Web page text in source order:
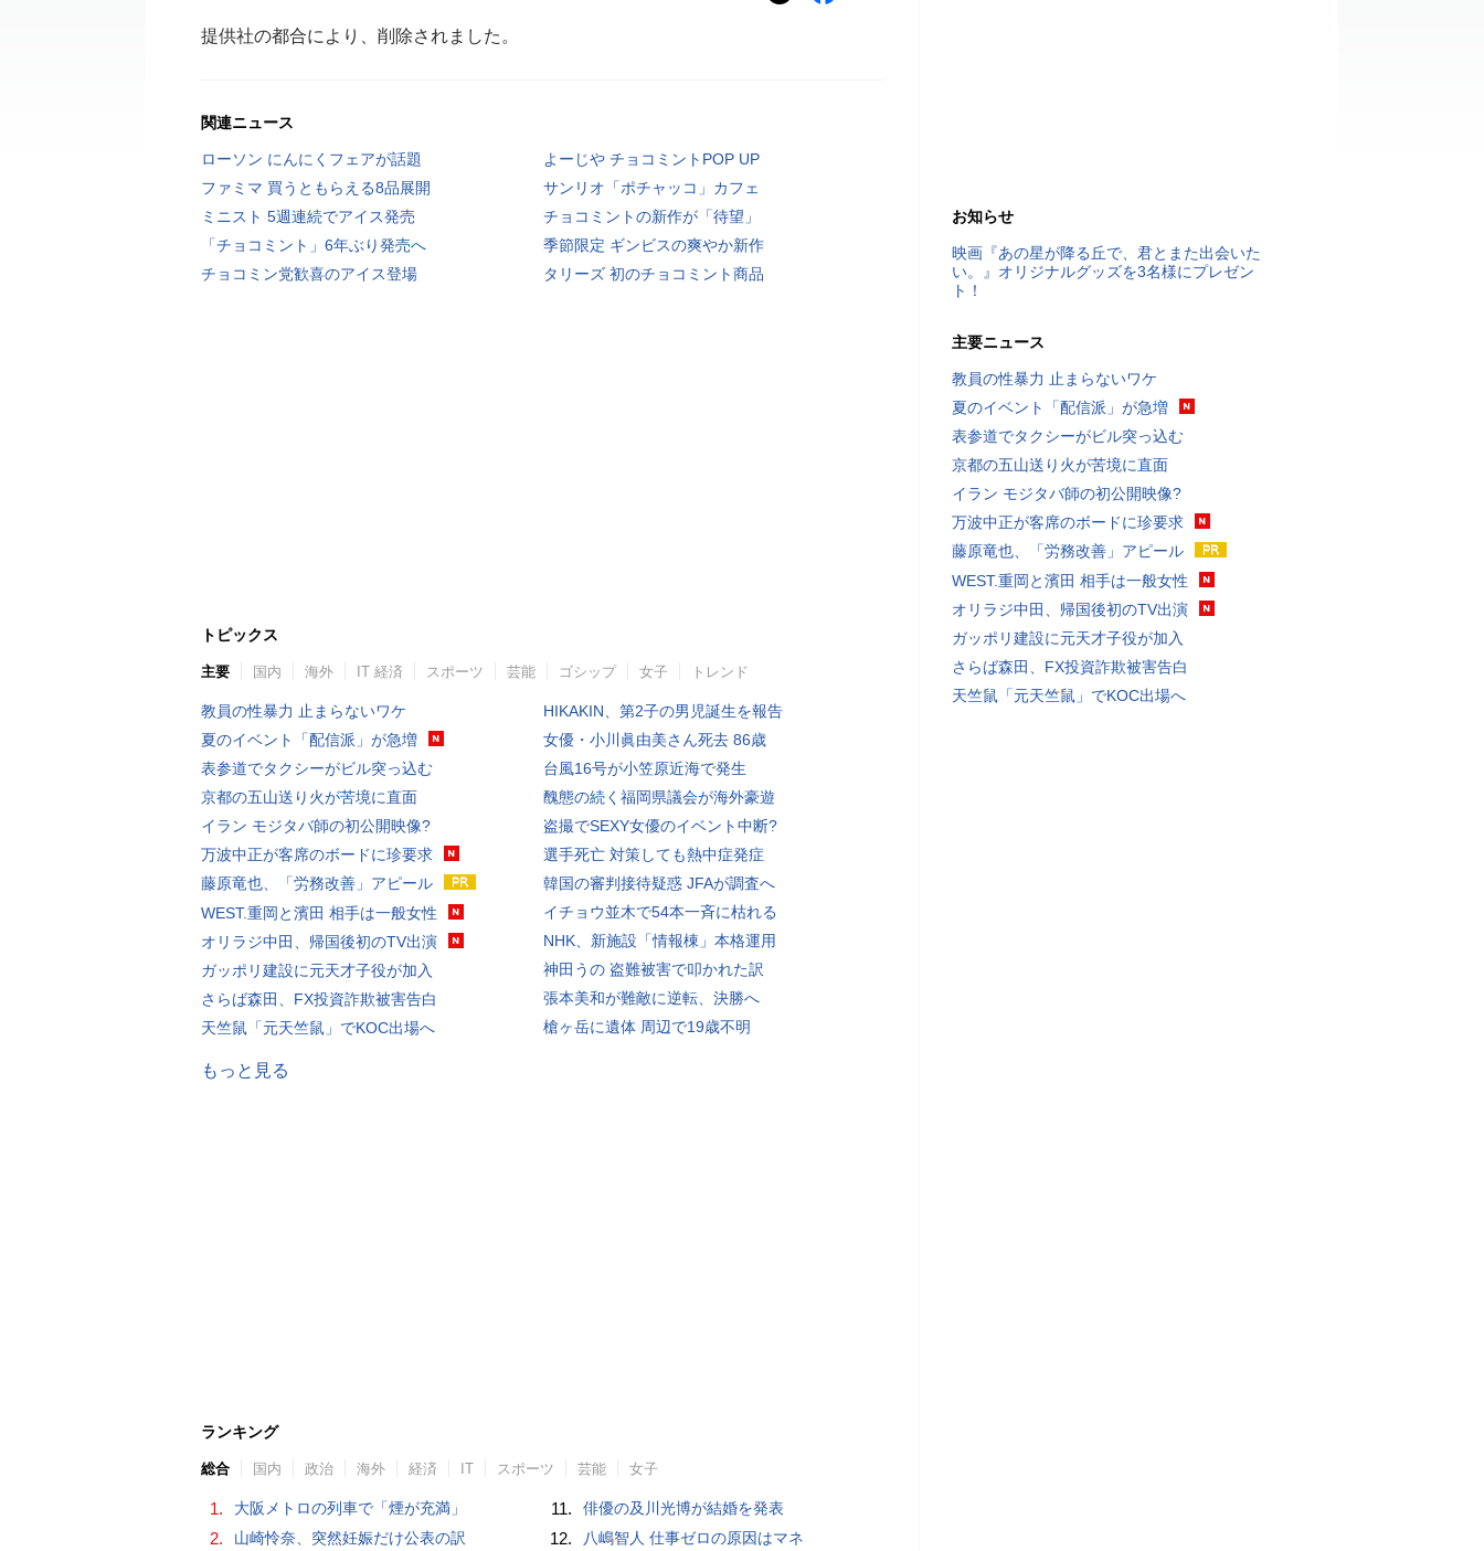
提供社の都合により、削除されました。
関連ニュース
ローソン にんにくフェアが話題
よーじや チョコミントPOP UP
ファミマ 買うともらえる8品展開
サンリオ「ポチャッコ」カフェ
ミニスト 5週連続でアイス発売
チョコミントの新作が「待望」
「チョコミント」6年ぶり発売へ
季節限定 ギンビスの爽やか新作
チョコミン党歓喜のアイス登場
タリーズ 初のチョコミント商品
トピックス
主要 国内 海外 IT 経済 スポーツ 芸能 ゴシップ 女子 トレンド
教員の性暴力 止まらないワケ
夏のイベント「配信派」が急増
表参道でタクシーがビル突っ込む
京都の五山送り火が苦境に直面
イラン モジタバ師の初公開映像?
万波中正が客席のボードに珍要求
藤原竜也、「労務改善」アピール
WEST.重岡と濱田 相手は一般女性
オリラジ中田、帰国後初のTV出演
ガッポリ建設に元天才子役が加入
さらば森田、FX投資詐欺被害告白
天竺鼠「元天竺鼠」でKOC出場へ
HIKAKIN、第2子の男児誕生を報告
女優・小川眞由美さん死去 86歳
台風16号が小笠原近海で発生
醜態の続く福岡県議会が海外豪遊
盗撮でSEXY女優のイベント中断?
選手死亡 対策しても熱中症発症
韓国の審判接待疑惑 JFAが調査へ
イチョウ並木で54本一斉に枯れる
NHK、新施設「情報棟」本格運用
神田うの 盗難被害で叩かれた訳
張本美和が難敵に逆転、決勝へ
槍ヶ岳に遺体 周辺で19歳不明
もっと見る
ランキング
総合 国内 政治 海外 経済 IT スポーツ 芸能 女子
1. 大阪メトロの列車で「煙が充満」
2. 山崎怜奈、突然妊娠だけ公表の訳
11. 俳優の及川光博が結婚を発表
12. 八嶋智人 仕事ゼロの原因はマネ
お知らせ
映画『あの星が降る丘で、君とまた出会いた
い。』オリジナルグッズを3名様にプレゼン
ト！
主要ニュース
教員の性暴力 止まらないワケ
夏のイベント「配信派」が急増
表参道でタクシーがビル突っ込む
京都の五山送り火が苦境に直面
イラン モジタバ師の初公開映像?
万波中正が客席のボードに珍要求
藤原竜也、「労務改善」アピール
WEST.重岡と濱田 相手は一般女性
オリラジ中田、帰国後初のTV出演
ガッポリ建設に元天才子役が加入
さらば森田、FX投資詐欺被害告白
天竺鼠「元天竺鼠」でKOC出場へ